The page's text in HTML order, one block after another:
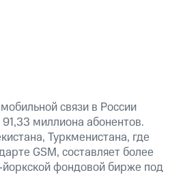
связи в России
миллиона абонентов.
Туркменистана, где
GSM, составляет более
фондовой бирже под